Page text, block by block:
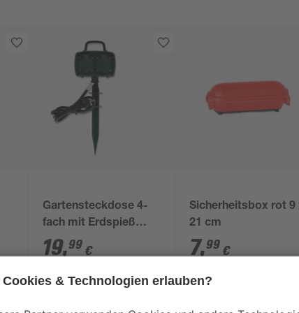
Gartensteckdose 4-
fach mit Erdspieß
grün, 1,4 m
19,99 €
Sicherheitsbox rot 9
21 cm
7,99 €